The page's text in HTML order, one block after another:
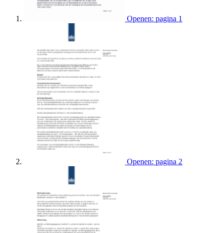
Openen: pagina 1
Openen: pagina 2